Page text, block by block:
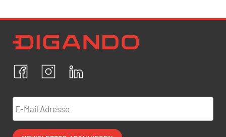
FacebookInstagram
Ich bestätige, dass ich die
Datenschutzrichtlinien
personenbezogenen Daten einverstanden.
E-Mail Adresse